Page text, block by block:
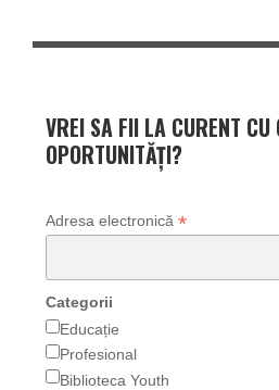
VREI SA FII LA CURENT CU
OPORTUNITĂȚI?
Adresa electronică *
Categorii
Educație
Profesional
Biblioteca Youth